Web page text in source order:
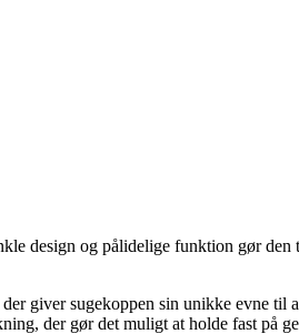
design og pålidelige funktion gør
giver sugekoppen sin unikke evne til
der gør det muligt at holde fast på